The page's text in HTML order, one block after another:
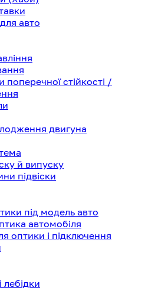
авто
поперечної стійкості /
двигуна
й випуску
підвіски
під модель авто
автомобіля
оптики і підключення
лебідки